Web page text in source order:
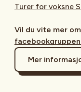
Turer for voksne
Vil du vite mer
Mer